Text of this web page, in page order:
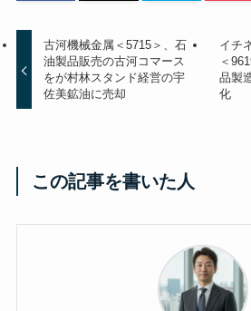
古河機械金属＜5715＞、石
油製品販売の古河コマース
をが村林スタンド経営の宇
佐美鉱油に売却
イチ
＜
品製
化
この記事を書いた人